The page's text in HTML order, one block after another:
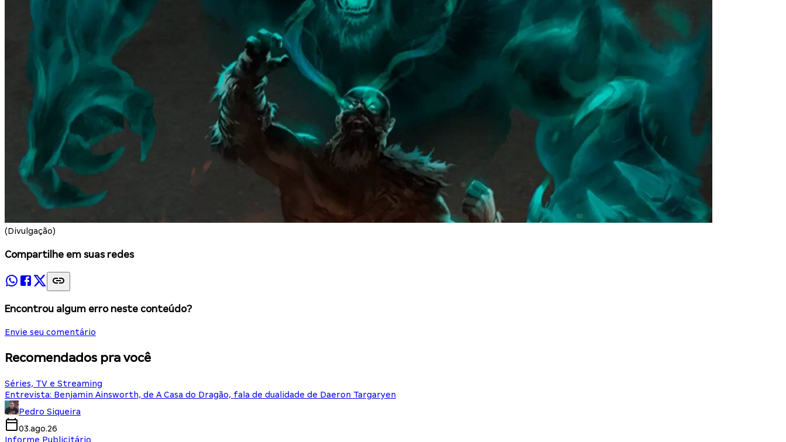
(Divulgação)
Compartilhe em suas redes
Encontrou algum erro neste conteúdo?
Envie seu comentário
Recomendados pra você
Séries, TV e Streaming
Entrevista: Benjamin Ainsworth, de A Casa do Dragão, fala de dualidade de Daeron Targaryen
Pedro Siqueira
03.ago.26
Informe Publicitário